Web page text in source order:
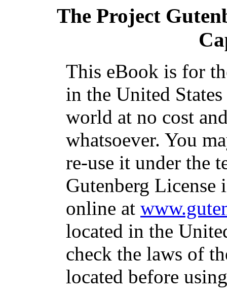
The Project
This eBook is for
in the United
world at no cost
whatsoever. You
re-use it under the
Gutenberg
online at
located in the
check the laws of
located before